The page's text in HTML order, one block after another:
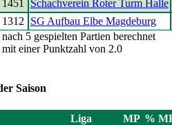
1451
Schachverein Roter Turm Halle
1312
SG Aufbau Elbe Magdeburg
5 gespielten Partien berechnet
einer Punktzahl von 2.0
Saison
Liga MP %